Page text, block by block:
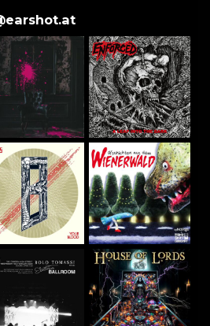
earshot.at